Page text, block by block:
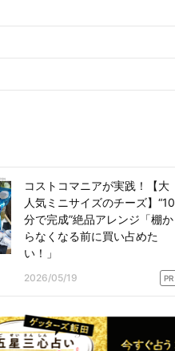
コストコマニアが実践！【大
人気ミニサイズのチーズ】“10
分で完成”絶品アレンジ「棚か
らなくなる前に買い占めた
い！」
2026/05/19 PR